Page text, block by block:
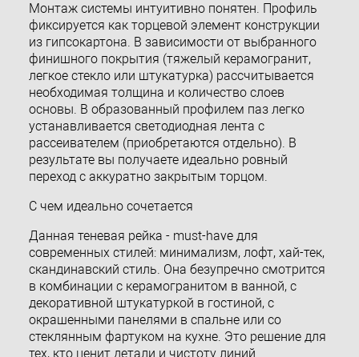
Монтаж системы интуитивно понятен. Профиль
фиксируется как торцевой элемент конструкции
из гипсокартона. В зависимости от выбранного
финишного покрытия (тяжелый керамогранит,
легкое стекло или штукатурка) рассчитывается
необходимая толщина и количество слоев
основы. В образованный профилем паз легко
устанавливается светодиодная лента с
рассеивателем (приобретаются отдельно). В
результате вы получаете идеально ровный
переход с аккуратно закрытым торцом.
С чем идеально сочетается
Данная теневая рейка - must-have для
современных стилей: минимализм, лофт, хай-тек,
скандинавский стиль. Она безупречно смотрится
в комбинации с керамогранитом в ванной, с
декоративной штукатуркой в гостиной, с
окрашенными панелями в спальне или со
стеклянным фартуком на кухне. Это решение для
тех, кто ценит детали и чистоту линий.